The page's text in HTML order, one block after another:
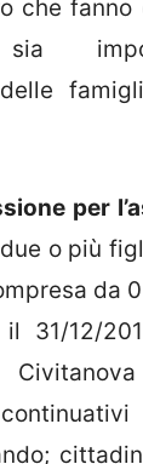
che fanno
sia
per
due o più
da
31/12/